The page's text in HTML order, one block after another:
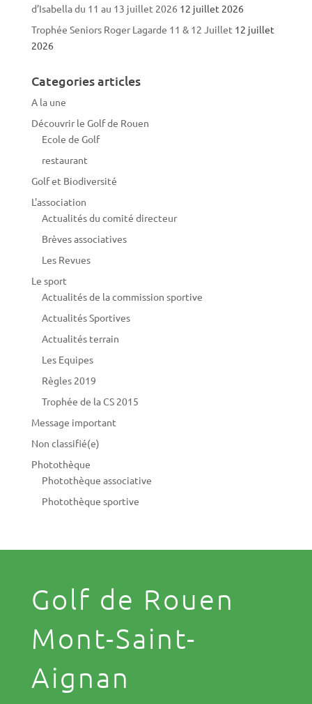
d’Isabella du 11 au 13 juillet 2026 12 juillet 2026
Trophée Seniors Roger Lagarde 11 & 12 Juillet 12 juillet
2026
Categories articles
A la une
Découvrir le Golf de Rouen
Ecole de Golf
restaurant
Golf et Biodiversité
L'association
Actualités du comité directeur
Brèves associatives
Les Revues
Le sport
Actualités de la commission sportive
Actualités Sportives
Actualités terrain
Les Equipes
Règles 2019
Trophée de la CS 2015
Message important
Non classifié(e)
Photothèque
Photothèque associative
Photothèque sportive
Golf de Rouen
Mont-Saint-
Aignan